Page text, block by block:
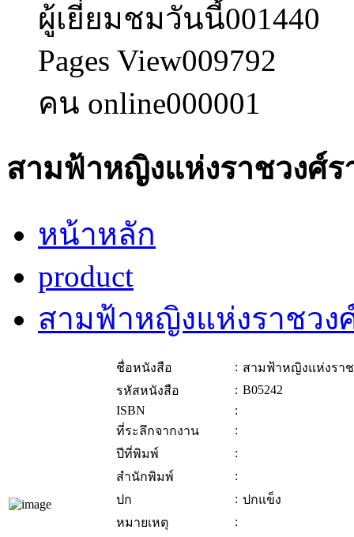
ผู้เยี่ยมชมวันนี้001440
Pages View009792
คน online000001
สามฟ้าหญิงแห่งราชวงศ์
หน้าหลัก
product
สามฟ้าหญิงแห่งราชวง
ชื่อหนังสือ : สามฟ้าหญิงแห่งรา
รหัสหนังสือ
: B05242
ISBN
:
ที่ระลึกจากงาน
:
ปีที่พิมพ์
:
สำนักพิมพ์
:
ปก
: ปกแข็ง
หมายเหตุ
: